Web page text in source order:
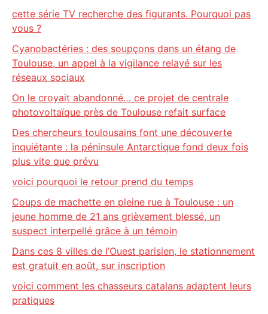
cette série TV recherche des figurants. Pourquoi pas
vous ?
Cyanobactéries : des soupçons dans un étang de
Toulouse, un appel à la vigilance relayé sur les
réseaux sociaux
On le croyait abandonné… ce projet de centrale
photovoltaïque près de Toulouse refait surface
Des chercheurs toulousains font une découverte
inquiétante : la péninsule Antarctique fond deux fois
plus vite que prévu
voici pourquoi le retour prend du temps
Coups de machette en pleine rue à Toulouse : un
jeune homme de 21 ans grièvement blessé, un
suspect interpellé grâce à un témoin
Dans ces 8 villes de l’Ouest parisien, le stationnement
est gratuit en août, sur inscription
voici comment les chasseurs catalans adaptent leurs
pratiques